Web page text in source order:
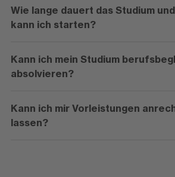
Wie lange dauert das Studium
kann ich starten?
Kann ich mein Studium
absolvieren?
Kann ich mir Vorleistungen
lassen?